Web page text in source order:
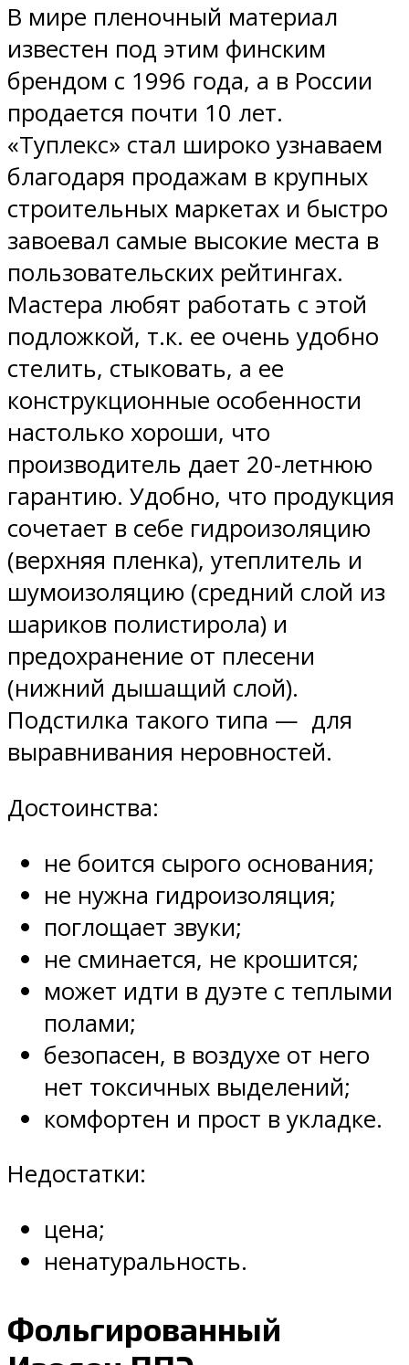
В мире пленочный материал
известен под этим финским
брендом с 1996 года, а в России
продается почти 10 лет.
«Туплекс» стал широко узнаваем
благодаря продажам в крупных
строительных маркетах и быстро
завоевал самые высокие места в
пользовательских рейтингах.
Мастера любят работать с этой
подложкой, т.к. ее очень удобно
стелить, стыковать, а ее
конструкционные особенности
настолько хороши, что
производитель дает 20-летнюю
гарантию. Удобно, что продукция
сочетает в себе гидроизоляцию
(верхняя пленка), утеплитель и
шумоизоляцию (средний слой из
шариков полистирола) и
предохранение от плесени
(нижний дышащий слой).
Подстилка такого типа — для
выравнивания неровностей.
Достоинства:
не боится сырого основания;
не нужна гидроизоляция;
поглощает звуки;
не сминается, не крошится;
может идти в дуэте с теплыми
полами;
безопасен, в воздухе от него
нет токсичных выделений;
комфортен и прост в укладке.
Недостатки:
цена;
ненатуральность.
Фольгированный